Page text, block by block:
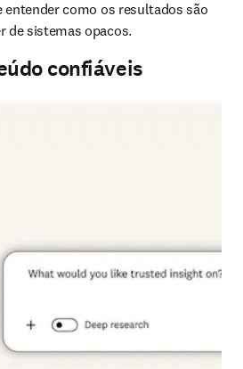
entender como os resultados são
de sistemas opacos.
confiáveis